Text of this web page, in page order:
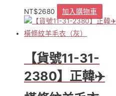
頁
面
選
項
NT$2680 加入購物車
【貨號11-31-
2380】正韓✈️